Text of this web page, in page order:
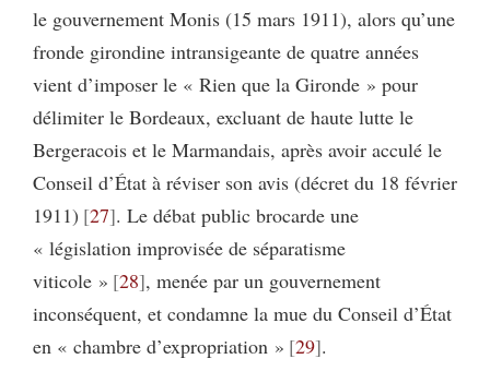
le gouvernement Monis (15 mars 1911), alors qu’une
fronde girondine intransigeante de quatre années
vient d’imposer le « Rien que la Gironde » pour
délimiter le Bordeaux, excluant de haute lutte le
Bergeracois et le Marmandais, après avoir acculé le
Conseil d’État à réviser son avis (décret du 18 février
1911) 27 . Le débat public brocarde une
« législation improvisée de séparatisme
viticole » 28 , menée par un gouvernement
inconséquent, et condamne la mue du Conseil d’État
en « chambre d’expropriation » 29 .